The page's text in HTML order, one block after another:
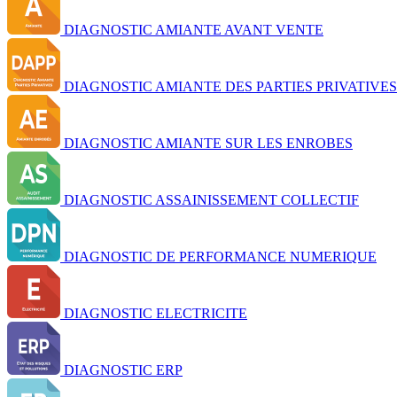
DIAGNOSTIC AMIANTE AVANT VENTE
DIAGNOSTIC AMIANTE DES PARTIES PRIVATIVES
DIAGNOSTIC AMIANTE SUR LES ENROBES
DIAGNOSTIC ASSAINISSEMENT COLLECTIF
DIAGNOSTIC DE PERFORMANCE NUMERIQUE
DIAGNOSTIC ELECTRICITE
DIAGNOSTIC ERP